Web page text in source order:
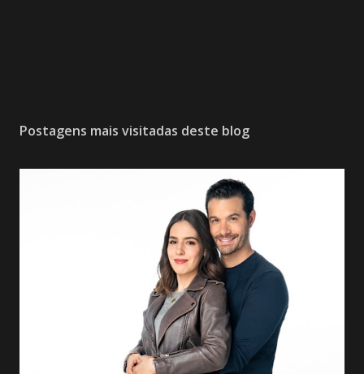
Postagens mais visitadas deste blog